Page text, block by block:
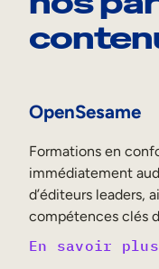
OpenSesame
Formations en
immédiatement
d’éditeurs leaders,
compétences clés
En savoir plus